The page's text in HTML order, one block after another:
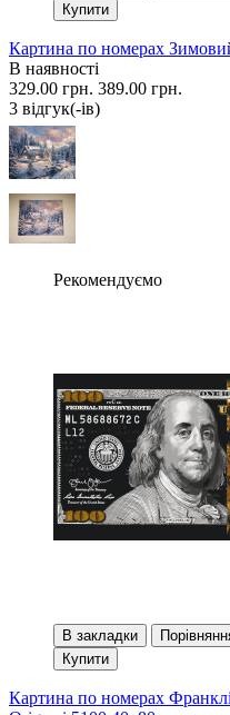
Купити
Картина по номерах
В наявності
329.00 грн. 389.00 грн.
3 вiдгук(-iв)
Рекомендуємо
В закладки
Купити
Картина по номерах